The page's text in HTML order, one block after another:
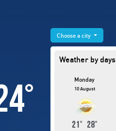
°
Choose a city
Weather by days
Monday
10 August
21° 28°